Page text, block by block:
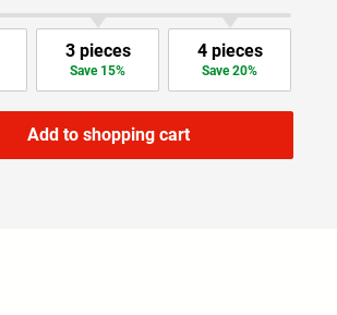
3 pieces
Save 15%
4 pieces
Save 20%
Add to shopping cart